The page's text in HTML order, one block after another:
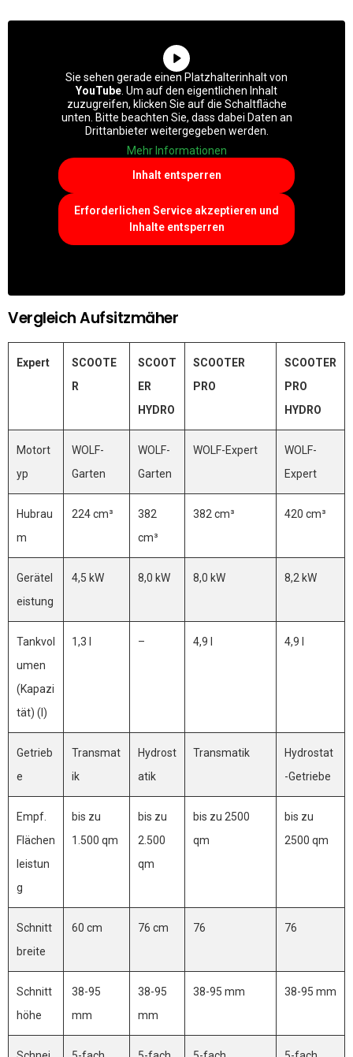
Sie sehen gerade einen Platzhalterinhalt von
YouTube . Um auf den eigentlichen Inhalt
zuzugreifen, klicken Sie auf die Schaltfläche
unten. Bitte beachten Sie, dass dabei Daten an
Drittanbieter weitergegeben werden.
Mehr Informationen
Inhalt entsperren
Erforderlichen Service akzeptieren und
Inhalte entsperren
Vergleich Aufsitzmäher
Expert
SCOOTE
R
SCOOT
ER
HYDRO
SCOOTER
PRO
SCOOTER
PRO
HYDRO
Motort
yp
WOLF-
Garten
WOLF-
Garten
WOLF-Expert
WOLF-
Expert
Hubrau
m
224 cm³
382
cm³
382 cm³ 420 cm³
Gerätel
eistung
4,5 kW 8,0 kW 8,0 kW 8,2 kW
Tankvol
umen
(Kapazi
tät) (l)
1,3 l – 4,9 l 4,9 l
Getrieb
e
Transmat
ik
Hydrost
atik
Transmatik
Hydrostat
-Getriebe
Empf.
Flächen
leistun
g
bis zu
1.500 qm
bis zu
2.500
qm
bis zu 2500
qm
bis zu
2500 qm
Schnitt
breite
60 cm 76 cm 76 76
Schnitt
höhe
38-95
mm
38-95
mm
38-95 mm 38-95 mm